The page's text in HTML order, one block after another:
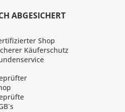
ABGESICHERT
Shop
Käuferschutz